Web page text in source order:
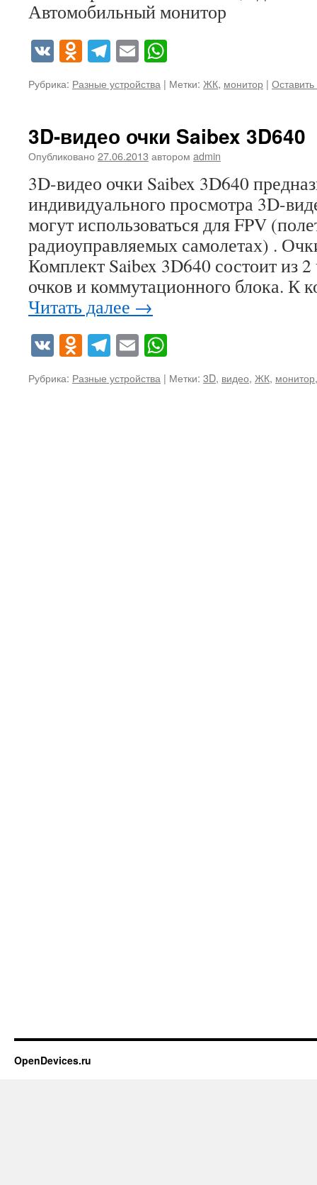
Автомобильный монитор
VKOdnoklassniki
Telegram
Email
Рубрика: Разные устройства | Метки: ЖК, монитор |
3D-видео очки Saibex 3D640
Опубликовано 27.06.2013 автором admin
3D-видео очки Saibex 3D640
индивидуального просмотра 3D-
могут использоваться для FPV
радиоуправляемых самолетах) .
Комплект Saibex 3D640 состоит из
очков и коммутационного блока.
Читать далее →
VKOdnoklassniki
Telegram
Email
Рубрика: Разные устройства | Метки: 3D, видео, ЖК, монитор
OpenDevices.ru